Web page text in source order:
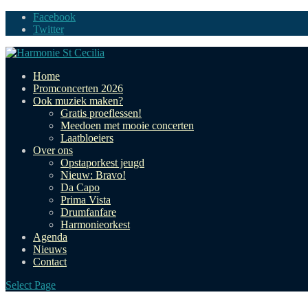
Facebook
Twitter
Home
Promconcerten 2026
Ook muziek maken?
Gratis proeflessen!
Meedoen met mooie concerten
Laatbloeiers
Over ons
Opstaporkest jeugd
Nieuw: Bravo!
Da Capo
Prima Vista
Drumfanfare
Harmonieorkest
Agenda
Nieuws
Contact
Select Page